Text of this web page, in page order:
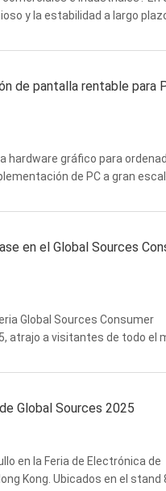
y la estabilidad a largo plazo
de pantalla rentable para
hardware gráfico para
de PC a gran
en el Global Sources
Global Sources Consumer
atrajo a visitantes de todo el
Global Sources 2025
en la Feria de Electrónica de
Kong. Ubicados en el stand